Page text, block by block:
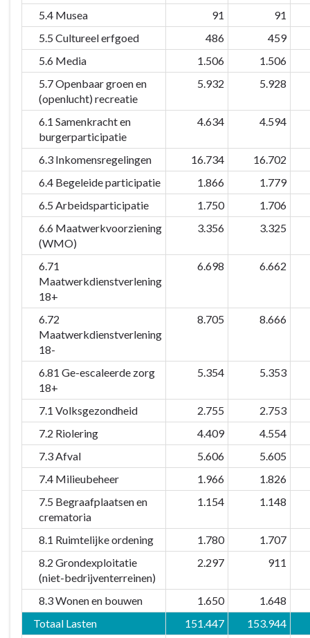
5.4 Musea 91
91
5.5 Cultureel erfgoed
486
459
5.6 Media
1.506
1.506
5.7 Openbaar groen en
(openlucht) recreatie
5.932 5.928
6.1 Samenkracht en
burgerparticipatie
4.634 4.594
6.3 Inkomensregelingen 16.734
16.702
6.4 Begeleide participatie
1.866
1.779
6.5 Arbeidsparticipatie
1.750
1.706
6.6 Maatwerkvoorziening
(WMO)
3.356 3.325
6.71
Maatwerkdienstverlening
18+
6.698 6.662
6.72
Maatwerkdienstverlening
18-
8.705 8.666
6.81 Ge-escaleerde zorg
18+
5.354 5.353
7.1 Volksgezondheid 2.755
2.753
7.2 Riolering
4.409
4.554
7.3 Afval
5.606
5.605
7.4 Milieubeheer
1.966
1.826
7.5 Begraafplaatsen en
crematoria
1.154 1.148
8.1 Ruimtelijke ordening 1.780
1.707
8.2 Grondexploitatie
(niet-bedrijventerreinen)
2.297 911
8.3 Wonen en bouwen 1.650
1.648
Totaal Lasten
151.447 153.944